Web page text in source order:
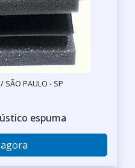
SÃO PAULO - SP
espuma